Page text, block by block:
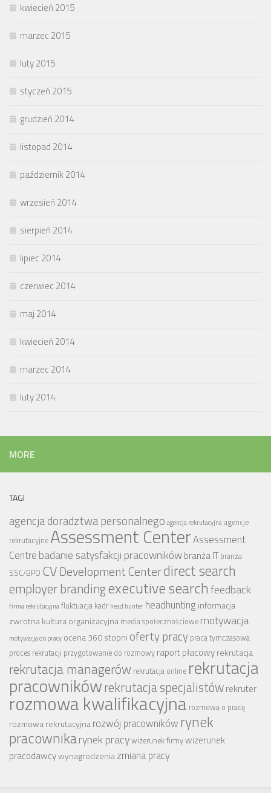
kwiecień 2015
marzec 2015
luty 2015
styczeń 2015
grudzień 2014
listopad 2014
październik 2014
wrzesień 2014
sierpień 2014
lipiec 2014
czerwiec 2014
maj 2014
kwiecień 2014
marzec 2014
luty 2014
MORE
TAGI
agencja doradztwa personalnego agencja rekrutacyjnaagencje
rekrutacyjne Assessment CenterAssessment
Centre badanie satysfakcji pracownikówbranża IT branża
SSC/BPO CV Development Centerdirect search
employer brandingexecutive searchfeedback
firma rekrutacyjnafluktuacja kadr head hunter headhunting informacja
zwrotnakultura organizacyjna media społecznościowe motywacja
motywacja do pracy ocena 360 stopni oferty pracy praca tymczasowa
proces rekrutacji przygotowanie do rozmowy raport płacowyrekrutacja
rekrutacja managerów rekrutacja online rekrutacja
pracownikówrekrutacja specjalistówrekruter
rozmowa kwalifikacyjna rozmowa o pracę
rozmowa rekrutacyjnarozwój pracowników rynek
pracownikarynek pracywizerunek firmywizerunek
pracodawcywynagrodzeniazmiana pracy